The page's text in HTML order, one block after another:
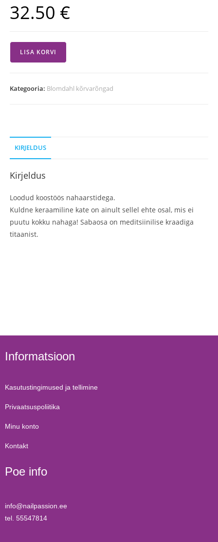
32.50 €
LISA KORVI
Kategooria: Blomdahl kõrvarõngad
KIRJELDUS
Kirjeldus
Loodud koostöös nahaarstidega.
Kuldne keraamiline kate on ainult sellel ehte osal, mis ei
puutu kokku nahaga! Sabaosa on meditsiinilise kraadiga
titaanist.
Informatsioon
Kasutustingimused ja tellimine
Privaatsuspoliitika
Minu konto
Kontakt
Poe info
info@nailpassion.ee
tel. 55547814